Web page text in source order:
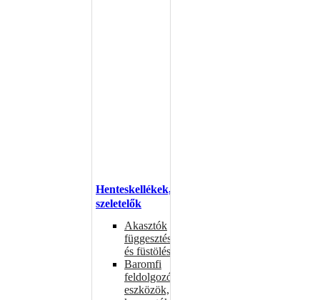
Henteskellékek,
szeletelők
Akasztók
függesztéshez
és füstöléshez
Baromfi
feldolgozó
eszközök,